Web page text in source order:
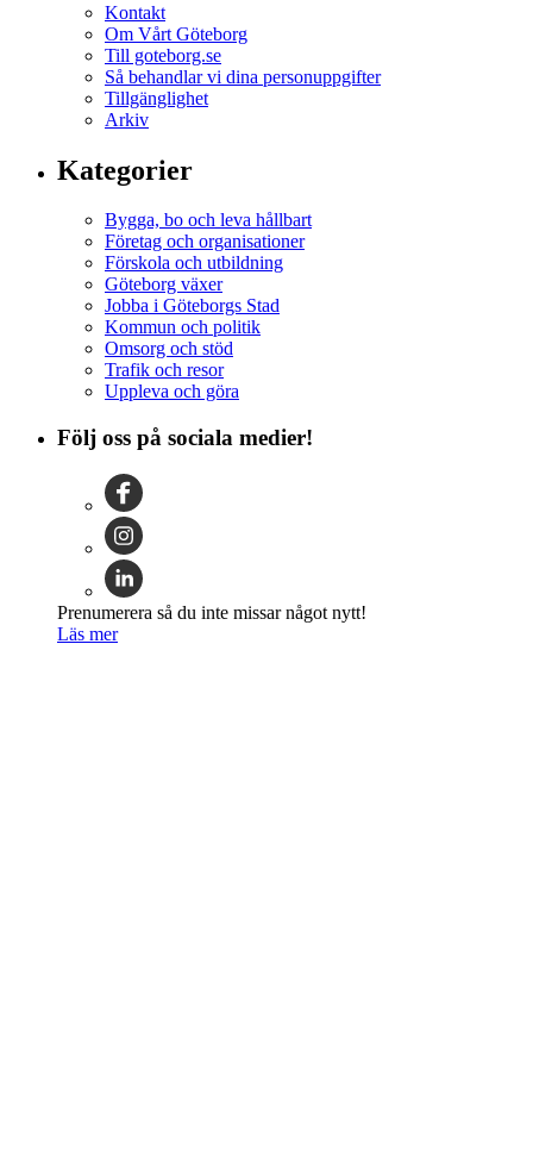
Kontakt
Om Vårt Göteborg
Till goteborg.se
Så behandlar vi dina personuppgifter
Tillgänglighet
Arkiv
Kategorier
Bygga, bo och leva hållbart
Företag och organisationer
Förskola och utbildning
Göteborg växer
Jobba i Göteborgs Stad
Kommun och politik
Omsorg och stöd
Trafik och resor
Uppleva och göra
Följ oss på sociala medier!
Prenumerera så du inte missar något nytt!
Läs mer